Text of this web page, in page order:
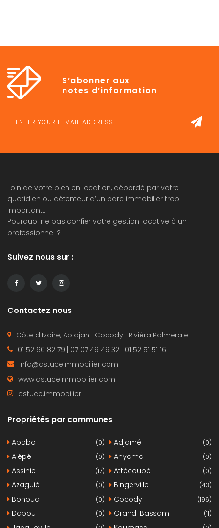
S’abonner aux
notes d’information
Loin de votre bien en location, débordé par votre
quotidien ou détenteur d’un parc immobilier trop
important…
Pourquoi ne pas confier votre gestion locative à un
professionnel ?
Suivez nous sur :
Contactez nous
Côte d'Ivoire, Abidjan | Cocody | Riviéra Palmeraie
01 52 60 82 79 | 07 07 49 49 32 | 01 52 51 51 16
info@astuceimmobilier.com
www.astuceimmobilier.com
astuce.immobilier
Propriétés par communes
Abobo (0) Adjamé (0)
Alépé (0) Anyama (0)
Assinie (17) Attécoubé (0)
Azaguié (0) Bingerville (43)
Bonoua (0) Cocody (196)
Dabou (0) Grand-Bassam (11)